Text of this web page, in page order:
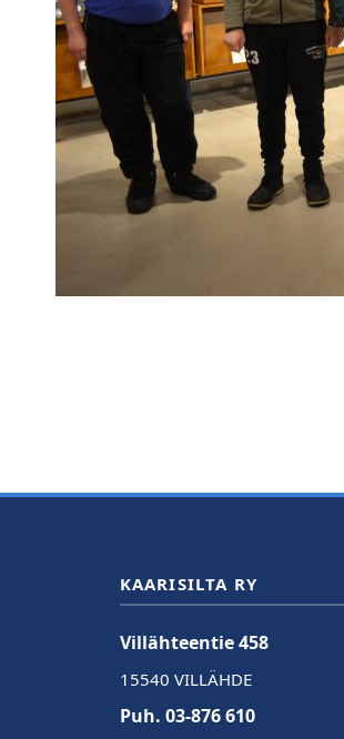
KAARISILTA RY
Villähteentie 458
15540 VILLÄHDE
Puh. 03-876 610